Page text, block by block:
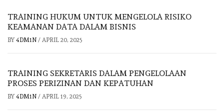
TRAINING HUKUM UNTUK MENGELOLA RISIKO
KEAMANAN DATA DALAM BISNIS
BY 4DM1N / APRIL 20, 2025
TRAINING SEKRETARIS DALAM PENGELOLAAN
PROSES PERIZINAN DAN KEPATUHAN
BY 4DM1N / APRIL 19, 2025